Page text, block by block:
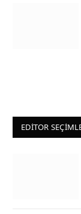
EDITOR